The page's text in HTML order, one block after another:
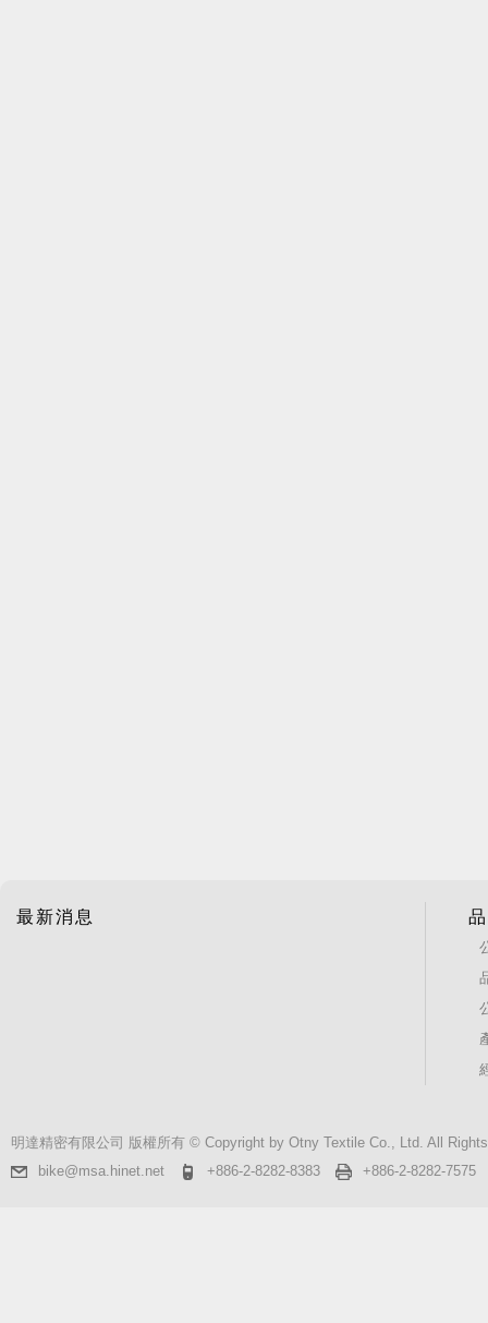
最新消息
明達精密有限公司 版權所有 © Copyright by Otny Textile Co., Ltd. All
bike@msa.hinet.net
+886-2-8282-8383 +886-2-8282-7575